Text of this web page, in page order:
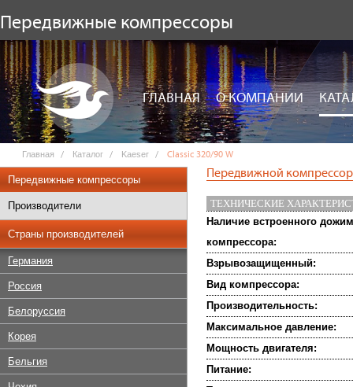
Передвижные компрессоры
ГЛАВНАЯ О КОМПАНИИ
Главная Каталог Kaeser Classic 320/90 W
Передвижные компрессоры
Производители
Страны производителей
Германия
Россия
Белоруссия
Корея
Бельгия
Передвижной компрессор
ТЕХНИЧЕСКИЕ
Наличие встроенного
компрессора:
Взрывозащищенный:
Вид компрессора:
Производительность:
Максимальное давление:
Мощность двигателя:
Питание: